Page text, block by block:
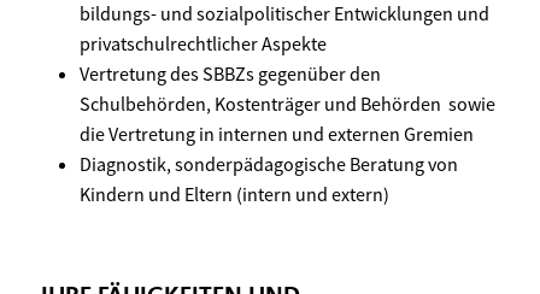
bildungs- und sozialpolitischer Entwicklungen und
privatschulrechtlicher Aspekte
Vertretung des SBBZs gegenüber den
Schulbehörden, Kostenträger und Behörden sowie
die Vertretung in internen und externen Gremien
Diagnostik, sonderpädagogische Beratung von
Kindern und Eltern (intern und extern)